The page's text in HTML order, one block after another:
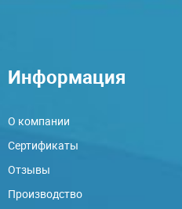
Информация
О компании
Сертификаты
Отзывы
Производство